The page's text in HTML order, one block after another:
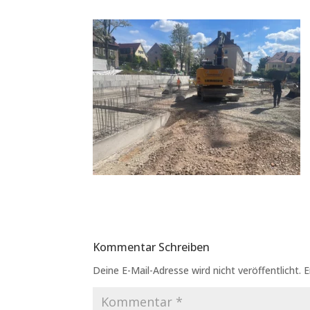
Kommentar Schreiben
Deine E-Mail-Adresse wird nicht veröffentlicht.